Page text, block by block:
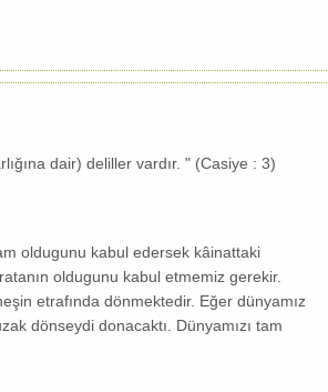
dair) deliller vardır. " (Casiye : 3)
oldugunu kabul edersek kâinattaki
oldugunu kabul etmemiz gerekir.
etrafında dönmektedir. Eğer dünyamız
dönseydi donacaktı. Dünyamızı tam